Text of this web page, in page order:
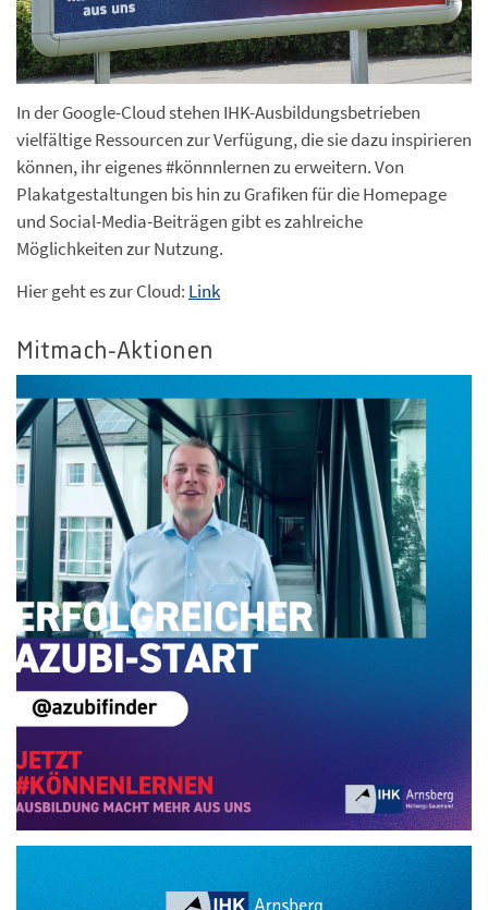
In der Google-Cloud stehen IHK-Ausbildungsbetrieben
vielfältige Ressourcen zur Verfügung, die sie dazu inspirieren
können, ihr eigenes #könnnlernen zu erweitern. Von
Plakatgestaltungen bis hin zu Grafiken für die Homepage
und Social-Media-Beiträgen gibt es zahlreiche
Möglichkeiten zur Nutzung.
Hier geht es zur Cloud: Link
Mitmach-Aktionen